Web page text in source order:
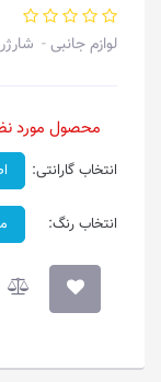
لوازم جانبی
محصول مورد
انتخاب گارانتی:
انتخاب رنگ: